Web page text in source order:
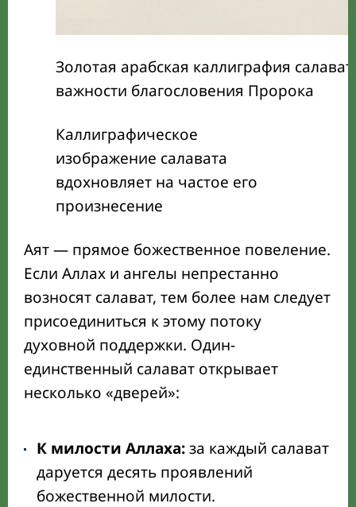
Золотая арабская каллиграфия
важности благословения Пророка
Каллиграфическое
изображение салавата
вдохновляет на частое его
произнесение
Аят — прямое божественное повеление.
Если Аллах и ангелы непрестанно
возносят салават, тем более нам следует
присоединиться к этому потоку
духовной поддержки. Один-
единственный салават открывает
несколько «дверей»:
К милости Аллаха:за каждый салават
даруется десять проявлений
божественной милости.